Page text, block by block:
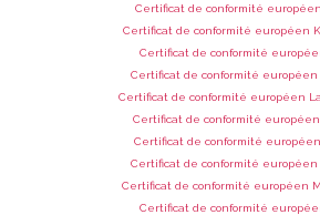
Certificat de conformité européen
Certificat de conformité européen
Certificat de conformité
Certificat de conformité européen
Certificat de conformité européen
Certificat de conformité européen
Certificat de conformité européen
Certificat de conformité européen
Certificat de conformité européen
Certificat de conformité